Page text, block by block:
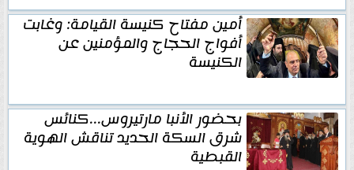
أمين مفتاح كنيسة القيامة: وغابت
أفواج الحجاج والمؤمنين عن
الكنيسة
بحضور الأنبا مارتيروس...كنائس
شرق السكة الحديد تناقش الهوية
القبطية